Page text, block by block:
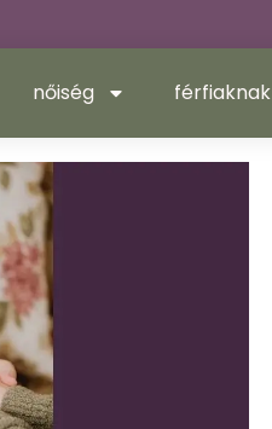
nőiség férfiaknak